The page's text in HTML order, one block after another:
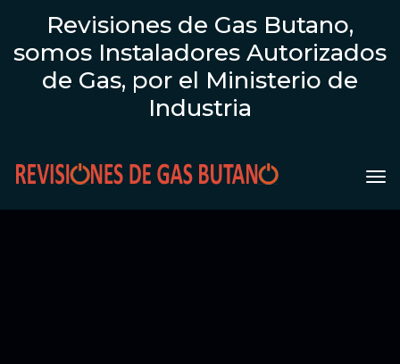
Revisiones de Gas Butano,
somos Instaladores Autorizados
de Gas, por el Ministerio de
Industria